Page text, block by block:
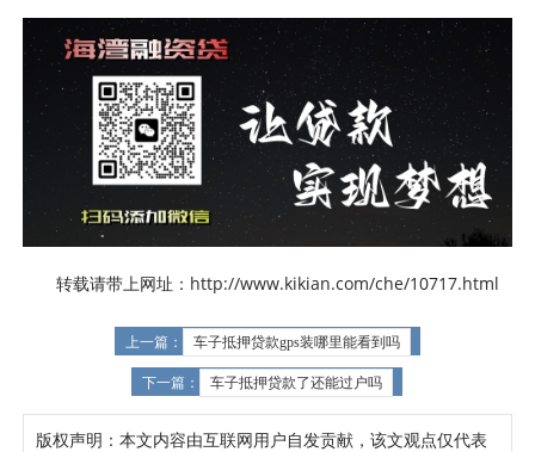
转载请带上网址：http://www.kikian.com/che/10717.html
上一篇： 车子抵押贷款gps装哪里能看到吗
下一篇： 车子抵押贷款了还能过户吗
版权声明：本文内容由互联网用户自发贡献，该文观点仅代表